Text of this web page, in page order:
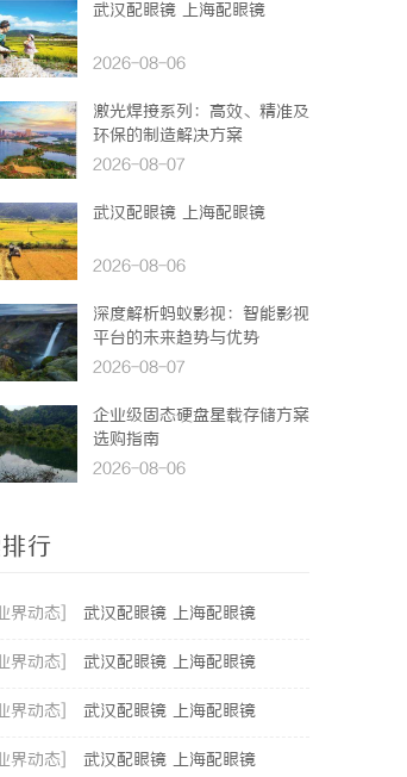
武汉配眼镜 上海配眼镜
2026-08-06
激光焊接系列：高效、精准及
环保的制造解决方案
2026-08-07
武汉配眼镜 上海配眼镜
2026-08-06
深度解析蚂蚁影视：智能影视
平台的未来趋势与优势
2026-08-07
企业级固态硬盘星载存储方案
选购指南
2026-08-06
行
界动态] 武汉配眼镜 上海配眼镜
界动态] 武汉配眼镜 上海配眼镜
界动态] 武汉配眼镜 上海配眼镜
界动态] 武汉配眼镜 上海配眼镜